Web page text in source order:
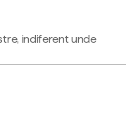
indiferent unde